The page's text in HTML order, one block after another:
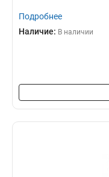
Подробнее
Наличие: В наличии